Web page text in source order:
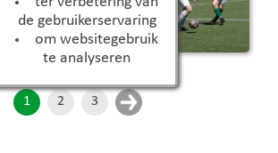
de gebruikerservaring
om websitegebruik
te analyseren
Aantal beschikbare foto's: 27
1 2 3